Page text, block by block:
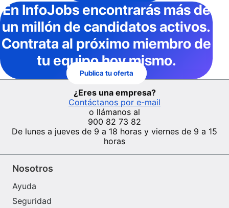
En InfoJobsencontrarás más de
un millón de candidatos activos.
Contrata al próximo miembro de
tu equipo hoy mismo.
Publica tu oferta
¿Eres una empresa?
Contáctanos por e-mail
o llámanos al
900 82 73 82
De lunes a jueves de 9 a 18 horas y viernes de 9 a 15
horas
Nosotros
Ayuda
Seguridad